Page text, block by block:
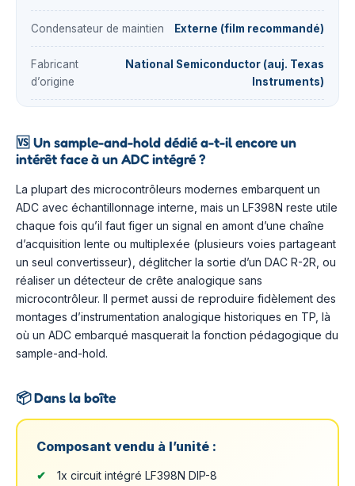
Condensateur de maintien Externe (film recommandé)
Fabricant
d’origine
National Semiconductor (auj. Texas
Instruments)
🆚 Un sample-and-hold dédié a-t-il encore un
intérêt face à un ADC intégré ?
La plupart des microcontrôleurs modernes embarquent un
ADC avec échantillonnage interne, mais un LF398N reste utile
chaque fois qu’il faut figer un signal en amont d’une chaîne
d’acquisition lente ou multiplexée (plusieurs voies partageant
un seul convertisseur), déglitcher la sortie d’un DAC R-2R, ou
réaliser un détecteur de crête analogique sans
microcontrôleur. Il permet aussi de reproduire fidèlement des
montages d’instrumentation analogique historiques en TP, là
où un ADC embarqué masquerait la fonction pédagogique du
sample-and-hold.
📦Dans la boîte
Composant vendu à l’unité :
1x circuit intégré LF398N DIP-8